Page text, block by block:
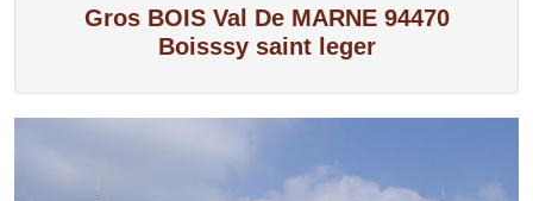
Gros BOIS Val De MARNE 94470
Boisssy saint leger